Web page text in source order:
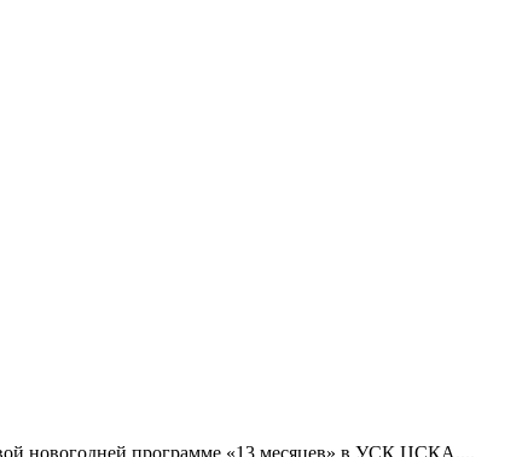
новогодней программе «13 месяцев» в УСК ЦСКА....